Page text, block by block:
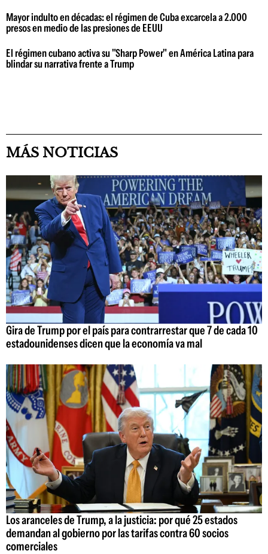
Mayor indulto en décadas: el régimen de Cuba excarcela a 2.000
presos en medio de las presiones de EEUU
El régimen cubano activa su "Sharp Power" en América Latina para
blindar su narrativa frente a Trump
MÁS NOTICIAS
Gira de Trump por el país para contrarrestar que 7 de cada 10
estadounidenses dicen que la economía va mal
Los aranceles de Trump, a la justicia: por qué 25 estados
demandan al gobierno por las tarifas contra 60 socios
comerciales